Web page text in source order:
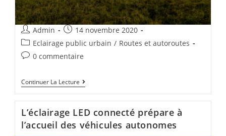
Admin
14 novembre 2020
Eclairage public urbain / Routes et autoroutes
0 commentaire
Continuer La Lecture
L’éclairage LED connecté prépare à
l’accueil des véhicules autonomes